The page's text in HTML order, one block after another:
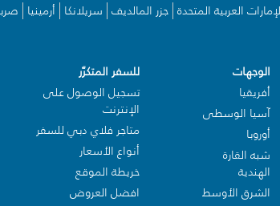
العربية المتحدة جزر المالديف سريلانكا أرمينيا
الوجهات
أفريقيا
آسيا الوسطى
أوروبا
شبه القارة
الهندية
الشرق الأوسط
للسفر المتكرّر
تسجيل الوصول على
الإنترنت
متاجر فلاي دبي للسفر
أنواع الأسعار
خريطة الموقع
افضل العروض